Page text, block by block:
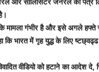
गंभीर है और इसे अगले हफ्ते
कि भारत में गृह युद्ध के लिए
वीडियो को हटाने का आदेश